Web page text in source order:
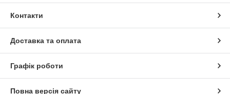
Контакти
Доставка та оплата
Графік роботи
Повна версія сайту